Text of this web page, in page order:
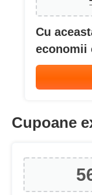
Cu
economii
Cupoane